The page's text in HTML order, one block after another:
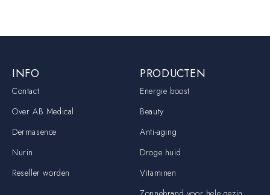
INFO
Contact
Over AB Medical
Dermasence
Nurin
Reseller worden
PRODUCTEN
Energie boost
Beauty
Anti-aging
Droge huid
Vitaminen